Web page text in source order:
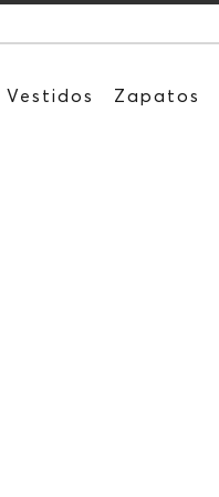
Vestidos Zapatos